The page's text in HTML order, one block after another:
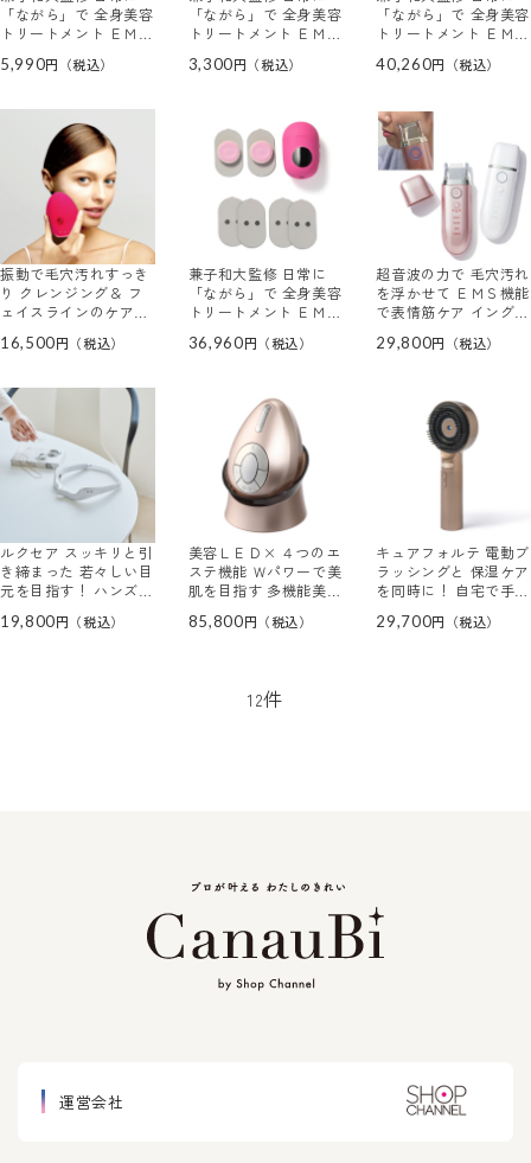
「ながら」で 全身美容
トリートメント ＥＭＳ
ボディ用ジェルパッド
5,990
「ながら」で 全身美容
トリートメント ＥＭＳ
ボディ用ジェルパッド
3,300
「ながら」で 全身美容
トリートメント ＥＭＳ
ェルパッド６枚＆ ボデ
セット
40,260
振動で毛穴汚れすっき
り クレンジング＆ フ
ェイスラインのケア！
ビューティー
16,500
兼子和大監修 日常に
「ながら」で 全身美容
トリートメント ＥＭＳ
ジェルパッド６枚セッ
36,960
超音波の力で 毛穴汚れ
を浮かせて ＥＭＳ機能
で表情筋ケア イングレ
ピールリフト モイスト
29,800
ルクセア スッキリと引
き締まった 若々しい目
元を目指す！ ハンズフ
美顔器 ルクセア ミュ
19,800
美容ＬＥＤ× ４つのエ
ステ機能 Ｗパワーで美
肌を目指す 多機能美顔
オーヴォ
85,800
キュアフォルテ 電動ブ
ラッシングと 保湿ケア
を同時に！ 自宅で手軽
ルプケアブラシ
29,700
12件
運営会社